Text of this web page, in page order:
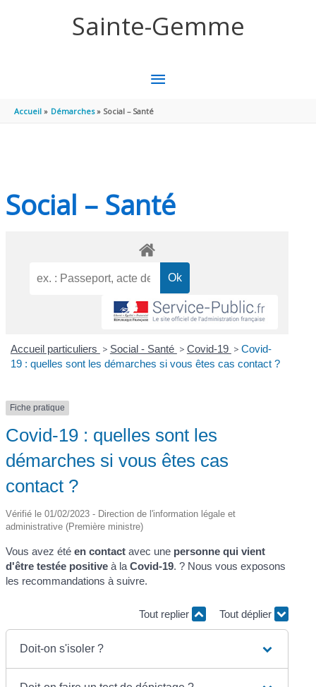
Sainte-Gemme
MENU
PRINCIPAL
Accueil Démarches Social – Santé
Social – Santé
Accueil particuliers > Social - Santé > Covid-19 > Covid-
19 : quelles sont les démarches si vous êtes cas contact ?
Fiche pratique
Covid-19 : quelles sont les
démarches si vous êtes cas
contact ?
Vérifié le 01/02/2023 - Direction de l'information légale et
administrative (Première ministre)
Vous avez étéen contact avec une personne qui vient
d'être testée positive à laCovid-19. ? Nous vous exposons
les recommandations à suivre.
Tout replier Tout déplier
Doit-on s'isoler ?